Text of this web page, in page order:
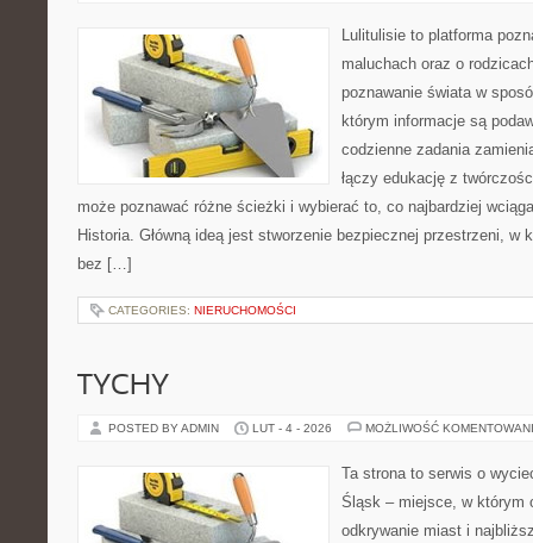
Lulitulisie to platforma
maluchach oraz o
poznawanie świata w
którym informacje są
codzienne zadania
łączy edukację z
może poznawać różne ścieżki i wybierać to, co najbardziej
Historia. Główną ideą jest stworzenie bezpiecznej przestrzeni, w
bez […]
CATEGORIES: NIERUCHOMOŚCI
TYCHY
POSTED BY ADMIN LUT - 4 - 2026 MOŻLIWOŚĆ
Ta strona to serwis o
Śląsk – miejsce, w którym
odkrywanie miast i